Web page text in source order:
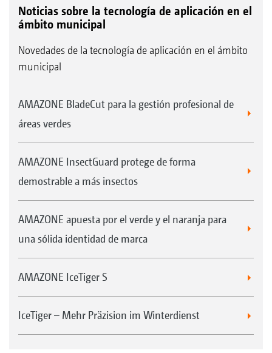
Noticias sobre la tecnología de aplicación en el
ámbito municipal
Novedades de la tecnología de aplicación en el ámbito
municipal
AMAZONE BladeCut para la gestión profesional de
áreas verdes
AMAZONE InsectGuard protege de forma
demostrable a más insectos
AMAZONE apuesta por el verde y el naranja para
una sólida identidad de marca
AMAZONE IceTiger S
IceTiger – Mehr Präzision im Winterdienst